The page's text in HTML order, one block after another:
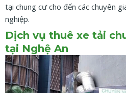
tại chung cư cho đến các chuyên
nghiệp.
Dịch vụ thuê xe tải
tại Nghệ An